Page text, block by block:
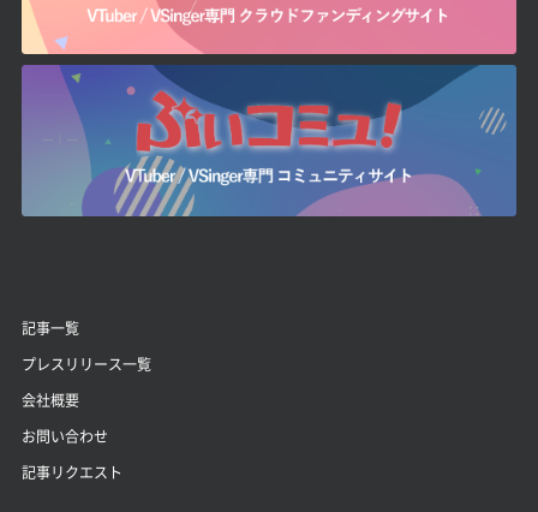
記事一覧
プレスリリース一覧
会社概要
お問い合わせ
記事リクエスト